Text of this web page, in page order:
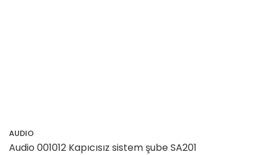
AUDIO
Audio 001012 Kapıcısız sistem şube SA201